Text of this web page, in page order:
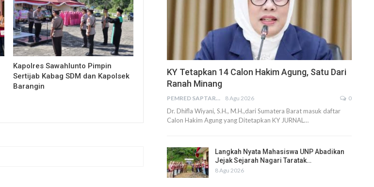
Kapolres Sawahlunto Pimpin
Sertijab Kabag SDM dan Kapolsek
Barangin
KY Tetapkan 14 Calon Hakim Agung, Satu Dari
Ranah Minang
PEMRED SAPTARIUS 8 Agu 2026 0
Dr. Dhifla Wiyani, S.H., M.H.,dari Sumatera Barat masuk daftar
Calon Hakim Agung yang Ditetapkan KY JURNAL…
Langkah Nyata Mahasiswa UNP Abadikan
Jejak Sejarah Nagari Taratak…
8 Agu 2026